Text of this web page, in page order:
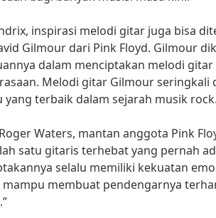
inspirasi melodi gitar juga bisa
Gilmour dari Pink Floyd. Gilmour
dalam menciptakan melodi gitar
Melodi gitar Gilmour seringkali
yang terbaik dalam sejarah musik rock.
Waters, mantan anggota Pink
satu gitaris terhebat yang pernah
selalu memiliki kekuatan
mampu membuat pendengarnya